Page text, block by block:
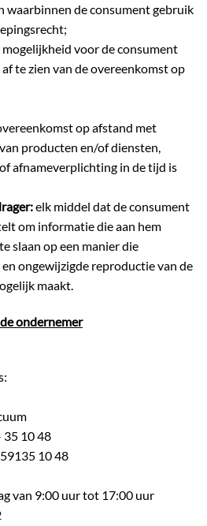
waarbinnen de consument gebruik
mogelijkheid voor de consument
te zien van de overeenkomst op
op afstand met
producten en/of diensten,
afnameverplichting in de tijd is
elk middel dat de consument
om informatie die aan hem
slaan op een manier die
ongewijzigde reproductie van de
maakt.
ondernemer
35 10 48
10 48
van 9:00 uur tot 17:00 uur